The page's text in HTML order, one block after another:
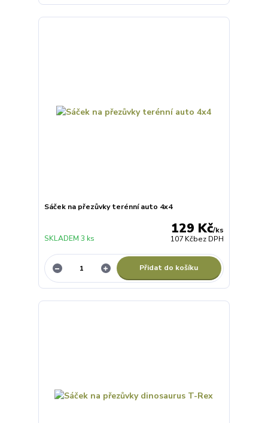
Sáček na přezůvky terénní auto 4x4
129 Kč/ks
107 Kčbez DPH
SKLADEM 3 ks
Přidat do košíku